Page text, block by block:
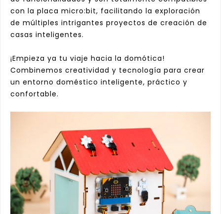
con la placa micro:bit, facilitando la exploración
de múltiples intrigantes proyectos de creación de
casas inteligentes.
¡Empieza ya tu viaje hacia la domótica!
Combinemos creatividad y tecnología para crear
un entorno doméstico inteligente, práctico y
confortable.